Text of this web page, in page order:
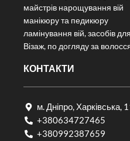
майстрів нарощування вій
манікюру та педикюру
ламінування вій, засобів
Візаж, по догляду за
КОНТАКТИ
м. Дніпро, Харківська,
+380634727465
+380992387659